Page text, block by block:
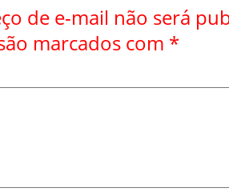
de e-mail não será
marcados com *